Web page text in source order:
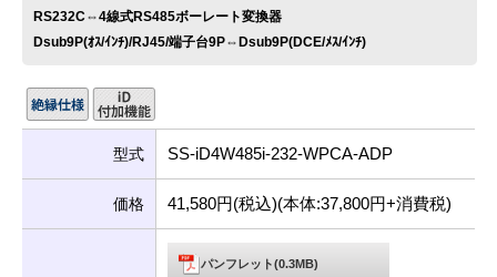
RS232C⇔4線式RS485ボーレート変換器
Dsub9P(ｵｽ/ｲﾝﾁ)/RJ45/端子台9P⇔Dsub9P(DCE/ﾒｽ/ｲﾝﾁ)
型式 SS-iD4W485i-232-WPCA-ADP
価格 41,580円(税込)(本体:37,800円+消費税)
パンフレット(0.3MB)